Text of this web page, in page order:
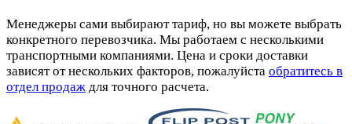
Менеджеры сами выбирают тариф, но вы можете выбрать
конкретного перевозчика. Мы работаем с несколькими
транспортными компаниями. Цена и сроки доставки
зависят от нескольких факторов, пожалуйста обратитесь в
отдел продаж для точного расчета.